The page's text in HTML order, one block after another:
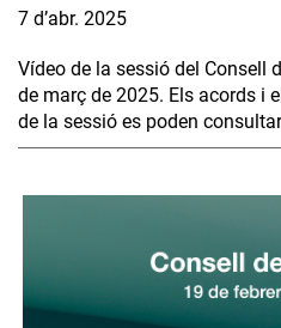
7 d’abr. 2025
Vídeo de la sessió del Consell
de març de 2025. Els acords i
de la sessió es poden